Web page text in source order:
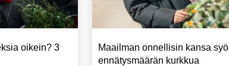
oikein? 3
Maailman onnellisin kansa syö
ennätysmäärän kurkkua